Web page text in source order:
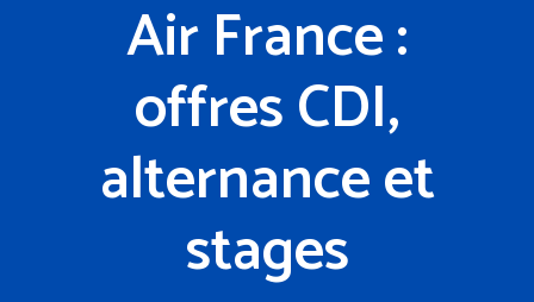
Air France :
offres CDI,
alternance et
stages